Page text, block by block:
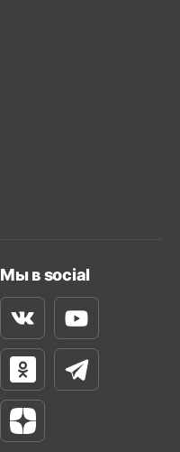
Мы в social
ВконтактеYoutube
Одноклассники
Телеграм
Яндекс Дзен